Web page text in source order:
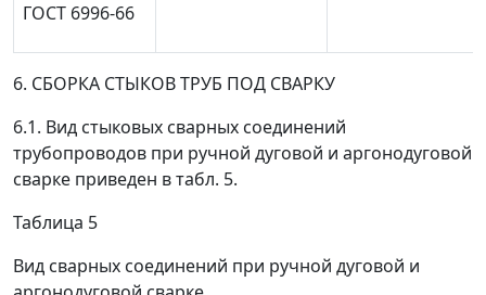
ГОСТ 6996-66
6. СБОРКА СТЫКОВ ТРУБ ПОД СВАРКУ
6.1. Вид стыковых сварных соединений
трубопроводов при ручной дуговой и аргонодуговой
сварке приведен в табл. 5.
Таблица 5
Вид сварных соединений при ручной дуговой и